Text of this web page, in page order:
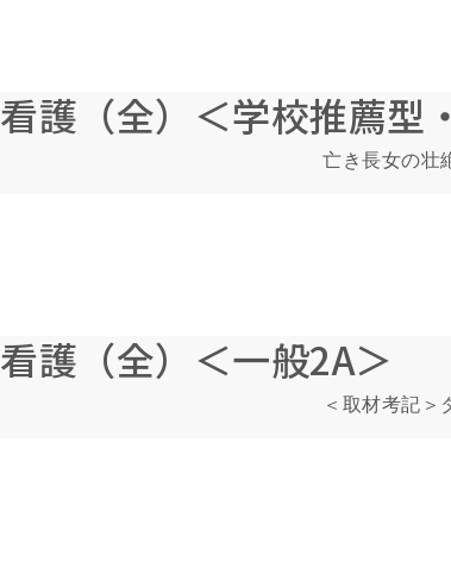
看護（全）＜学校推薦型
亡き長女の壮
看護（全）＜一般2A＞
＜取材考記